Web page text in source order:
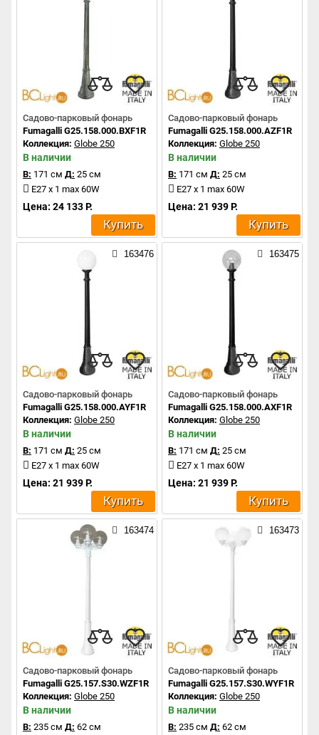
Садово-парковый фонарь
Fumagalli G25.158.000.BXF1R
Коллекция: Globe 250
В наличии
В: 171 см Д: 25 см
E27 x 1 max 60W
Цена: 24 133 Р.
Купить
Садово-парковый фонарь
Fumagalli G25.158.000.AZF1R
Коллекция: Globe 250
В наличии
В: 171 см Д: 25 см
E27 x 1 max 60W
Цена: 21 939 Р.
Купить
163476
Садово-парковый фонарь
Fumagalli G25.158.000.AYF1R
Коллекция: Globe 250
В наличии
В: 171 см Д: 25 см
E27 x 1 max 60W
Цена: 21 939 Р.
Купить
163475
Садово-парковый фонарь
Fumagalli G25.158.000.AXF1R
Коллекция: Globe 250
В наличии
В: 171 см Д: 25 см
E27 x 1 max 60W
Цена: 21 939 Р.
Купить
163474
Садово-парковый фонарь
Fumagalli G25.157.S30.WZF1R
Коллекция: Globe 250
В наличии
В: 235 см Д: 62 см
163473
Садово-парковый фонарь
Fumagalli G25.157.S30.WYF1R
Коллекция: Globe 250
В наличии
В: 235 см Д: 62 см